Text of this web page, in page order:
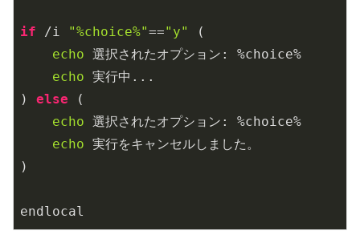
if /i "%choice%"=="y"
(
echo 選択されたオプション: %choice%
echo 実行中...
) else (
echo 選択されたオプション: %choice%
echo 実行をキャンセルしました。
)
endlocal